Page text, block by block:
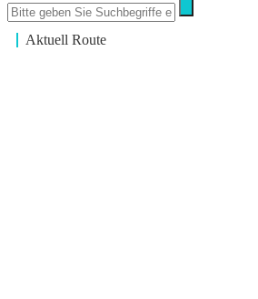
Aktuell Route